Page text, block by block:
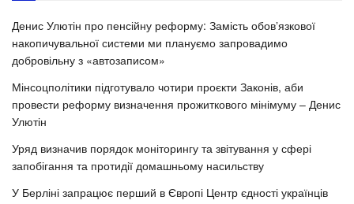
Денис Улютін про пенсійну реформу: Замість обовʼязкової
накопичувальної системи ми плануємо запровадимо
добровільну з «автозаписом»
Мінсоцполітики підготувало чотири проєкти Законів, аби
провести реформу визначення прожиткового мінімуму – Денис
Улютін
Уряд визначив порядок моніторингу та звітування у сфері
запобігання та протидії домашньому насильству
У Берліні запрацює перший в Європі Центр єдності українців